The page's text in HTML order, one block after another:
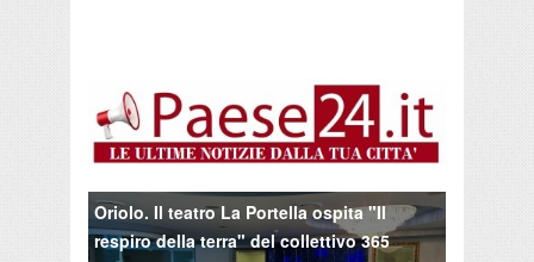
Oriolo. Il teatro La Portella ospita "Il
respiro della terra" del collettivo 365